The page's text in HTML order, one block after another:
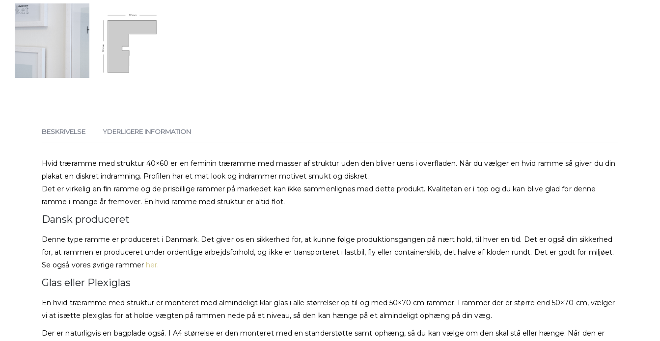
BESKRIVELSE YDERLIGERE INFORMATION
Hvid træramme med struktur 40×60 er en feminin træramme med masser af struktur uden den bliver uens i overfladen. Når du vælger en hvid ramme så giver du din
plakat en diskret indramning. Profilen har et mat look og indrammer motivet smukt og diskret.
Det er virkelig en fin ramme og de prisbillige rammer på markedet kan ikke sammenlignes med dette produkt. Kvaliteten er i top og du kan blive glad for denne
ramme i mange år fremover. En hvid ramme med struktur er altid flot.
Dansk produceret
Denne type ramme er produceret i Danmark. Det giver os en sikkerhed for, at kunne følge produktionsgangen på nært hold, til hver en tid. Det er også din sikkerhed
for, at rammen er produceret under ordentlige arbejdsforhold, og ikke er transporteret i lastbil, fly eller containerskib, det halve af kloden rundt. Det er godt for miljøet.
Se også vores øvrige rammer her.
Glas eller Plexiglas
En hvid træramme med struktur er monteret med almindeligt klar glas i alle størrelser op til og med 50×70 cm rammer. I rammer der er større end 50×70 cm, vælger
vi at isætte plexiglas for at holde vægten på rammen nede på et niveau, så den kan hænge på et almindeligt ophæng på din væg.
Der er naturligvis en bagplade også. I A4 størrelse er den monteret med en standerstøtte samt ophæng, så du kan vælge om den skal stå eller hænge. Når den er